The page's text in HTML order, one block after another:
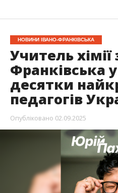
НОВИНИ ІВАНО-ФРАНКІВСЬКА
Учитель хімії
Франківська
десятки
педагогів
Опубліковано 02.09.2025